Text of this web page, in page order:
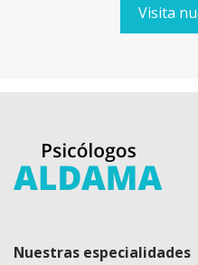
Visita
Nuestras especialidades